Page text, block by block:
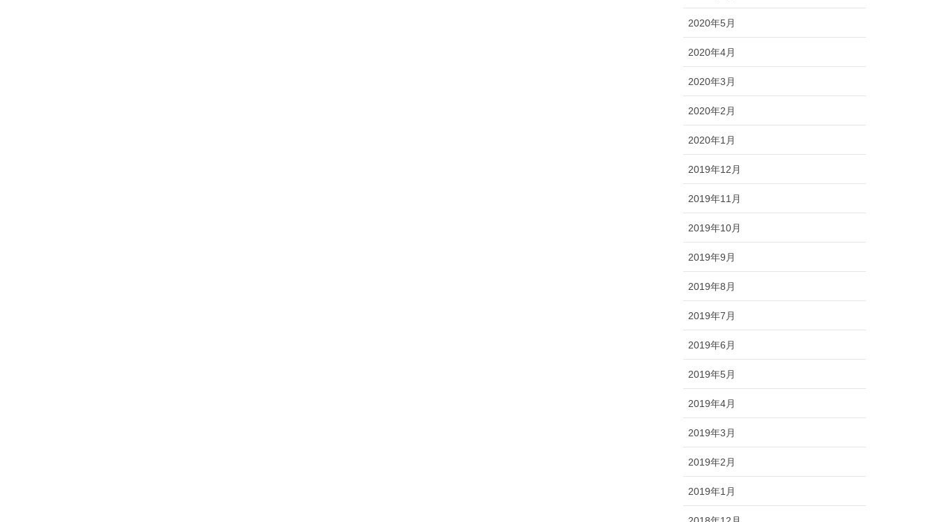
2020年5月
2020年4月
2020年3月
2020年2月
2020年1月
2019年12月
2019年11月
2019年10月
2019年9月
2019年8月
2019年7月
2019年6月
2019年5月
2019年4月
2019年3月
2019年2月
2019年1月